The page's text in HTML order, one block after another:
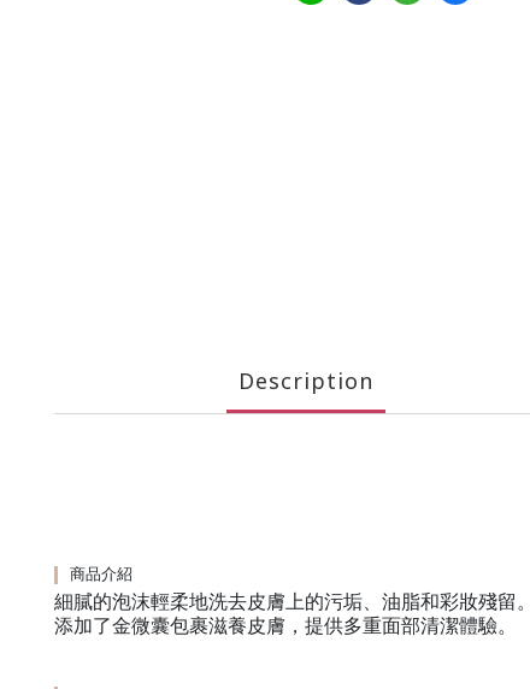
Description
商品介紹
細膩的泡沫輕柔地洗去皮膚上的污垢、油脂和彩妝殘留
添加了金微囊包裹滋養皮膚，提供多重面部清潔體驗。